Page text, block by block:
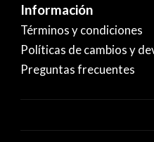
Información
Términos y condiciones
Políticas de cambios y
Preguntas frecuentes